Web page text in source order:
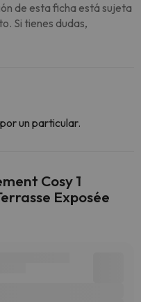
de esta ficha está sujeta
Si tienes dudas,
un particular.
Cosy 1
Exposée